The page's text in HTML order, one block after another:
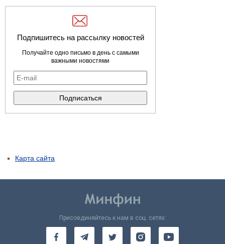
Подпишитесь на рассылку новостей
Получайте одно письмо в день с самыми
важными новостями
Карта сайта
Присоединяйтесь к нам в соц. сетях: